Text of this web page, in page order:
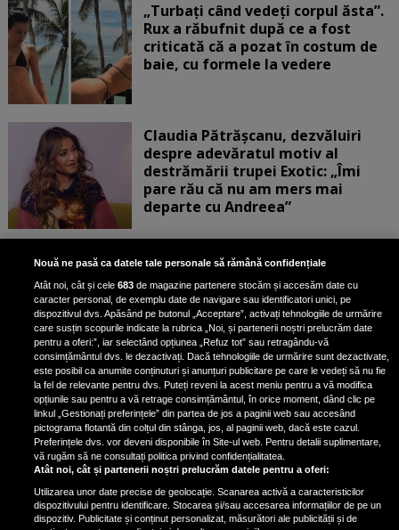
„Turbați când vedeți corpul ăsta”.
Rux a răbufnit după ce a fost
criticată că a pozat în costum de
baie, cu formele la vedere
Claudia Pătrășcanu, dezvăluiri
despre adevăratul motiv al
destrămării trupei Exotic: „Îmi
pare rău că nu am mers mai
departe cu Andreea”
Scene incredibile! Ilinca Vandici a
pus mâna pe aparatul de
fotografiat al unui paparazzo și i l-
a aruncat la gunoi: „S-a dus la
poliție. Nu mai aveam aer”
Oana Moșneagu, mărturisiri
despre începutul relației cu Vlad
Gherman: „Eu am fost îngrozită de
aceasta posibilă relație”
Nouă ne pasă ca datele tale personale să rămână confidențiale
Atât noi, cât și cele683 de magazine partenere stocăm și accesăm date cu
caracter personal, de exemplu date de navigare sau identificatori unici, pe
dispozitivul dvs. Apăsând pe butonul „Acceptare”, activați tehnologiile de urmărire
care susțin scopurile indicate la rubrica „Noi, și partenerii noștri prelucrăm date
pentru a oferi:”, iar selectând opțiunea „Refuz tot” sau retragându-vă
consimțământul dvs. le dezactivați. Dacă tehnologiile de urmărire sunt dezactivate,
este posibil ca anumite conținuturi și anunțuri publicitare pe care le vedeți să nu fie
la fel de relevante pentru dvs. Puteți reveni la acest meniu pentru a vă modifica
opțiunile sau pentru a vă retrage consimțământul, în orice moment, dând clic pe
linkul „Gestionați preferințele” din partea de jos a paginii web sau accesând
pictograma flotantă din colțul din stânga, jos, al paginii web, dacă este cazul.
Preferințele dvs. vor deveni disponibile în Site-ul web. Pentru detalii suplimentare,
vă rugăm să ne consultați politica privind confidențialitatea.
Atât noi, cât și partenerii noștri prelucrăm datele pentru a oferi:
Utilizarea unor date precise de geolocație. Scanarea activă a caracteristicilor
dispozitivului pentru identificare. Stocarea și/sau accesarea informațiilor de pe un
dispozitiv. Publicitate și conținut personalizat, măsurători ale publicității și de